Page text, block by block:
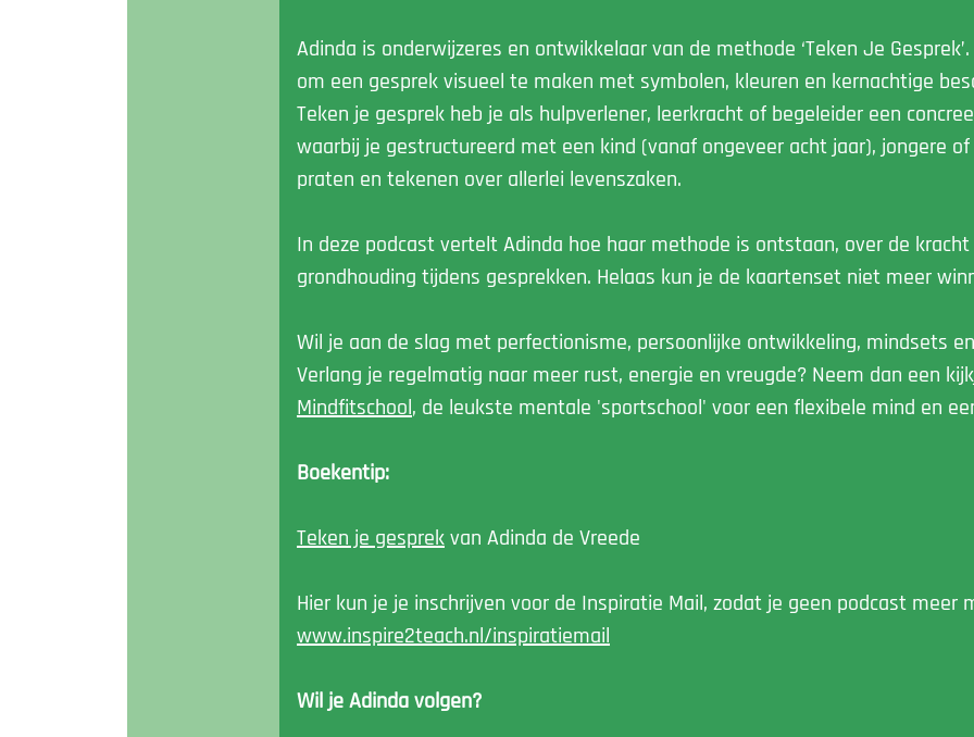
Adinda is onderwijzeres en ontwikkelaar van de methode ‘Teken Je
om een gesprek visueel te maken met symbolen, kleuren en kernachtige
Teken je gesprek heb je als hulpverlener, leerkracht of begeleider een
waarbij je gestructureerd met een kind (vanaf ongeveer acht jaar), jongere
praten en tekenen over allerlei levenszaken.
In deze podcast vertelt Adinda hoe haar methode is ontstaan, over de
grondhouding tijdens gesprekken. Helaas kun je de kaartenset niet meer
Wil je aan de slag met perfectionisme, persoonlijke ontwikkeling, mindsets
Verlang je regelmatig naar meer rust, energie en vreugde? Neem dan een
Mindfitschool, de leukste mentale 'sportschool' voor een flexibele mind en
Boekentip:
Teken je gesprekvan Adinda de Vreede
Hier kun je je inschrijven voor de Inspiratie Mail, zodat je geen podcast meer
www.inspire2teach.nl/inspiratiemail
Wil je Adinda volgen?